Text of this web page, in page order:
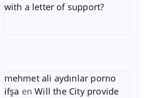
with a letter of support?
mehmet ali aydınlar porno
ifşa enWill the City provide